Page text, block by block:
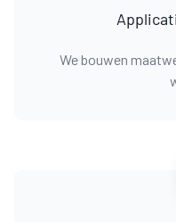
We bouwen